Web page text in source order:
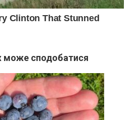
може сподобатися